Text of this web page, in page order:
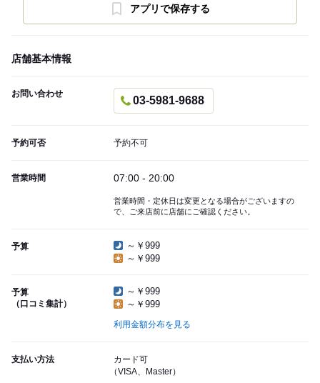
アプリで保存する
店舗基本情報
お問い合わせ
03-5981-9688
予約可否 予約不可
営業時間 07:00 - 20:00
営業時間・定休日は変更となる場合がございますの
で、ご来店前に店舗にご確認ください。
予算
～￥999
～￥999
予算
（口コミ集計）
～￥999
～￥999
利用金額分布を見る
支払い方法
カード可
（VISA、Master）